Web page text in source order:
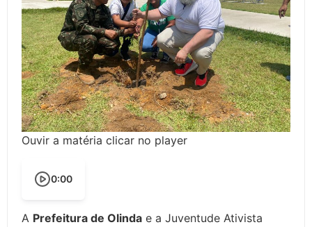
Ouvir a matéria clicar no player
0:00
A Prefeitura de Olinda e a Juventude Ativista